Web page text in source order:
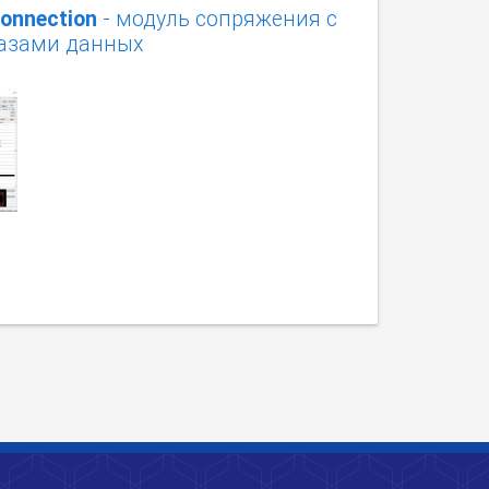
- модуль сопряжения с
данных